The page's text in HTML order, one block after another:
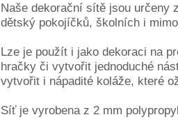
Naše dekorační sítě jsou určeny
dětský pokojíčků, školních i
Lze je použít i jako dekoraci na
hračky či vytvořit jednoduché
vytvořit i nápadité koláže, které
Síť je vyrobena z 2 mm